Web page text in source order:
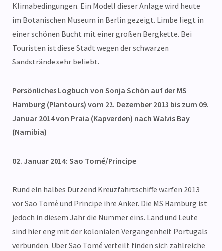
Klimabedingungen. Ein Modell dieser Anlage wird heute
im Botanischen Museum in Berlin gezeigt. Limbe liegt in
einer schönen Bucht mit einer großen Bergkette. Bei
Touristen ist diese Stadt wegen der schwarzen
Sandstrände sehr beliebt.
Persönliches Logbuch von Sonja Schön auf der MS
Hamburg (Plantours) vom 22. Dezember 2013 bis zum 09.
Januar 2014 von Praia (Kapverden) nach Walvis Bay
(Namibia)
02. Januar 2014: Sao Tomé/Principe
Rund ein halbes Dutzend Kreuzfahrtschiffe warfen 2013
vor Sao Tomé und Principe ihre Anker. Die MS Hamburg ist
jedoch in diesem Jahr die Nummer eins. Land und Leute
sind hier eng mit der kolonialen Vergangenheit Portugals
verbunden. Über Sao Tomé verteilt finden sich zahlreiche